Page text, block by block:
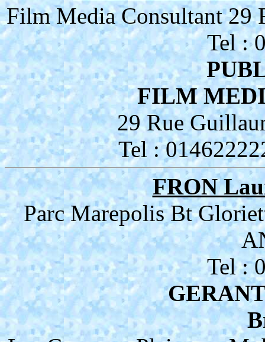
Film Media Consultant 29
Tel :
FILM
29 Rue
Tel :
FRON
Parc Marepolis Bt
Tel :